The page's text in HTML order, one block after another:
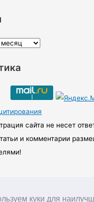
куки для
сайта не несет
и комментарии